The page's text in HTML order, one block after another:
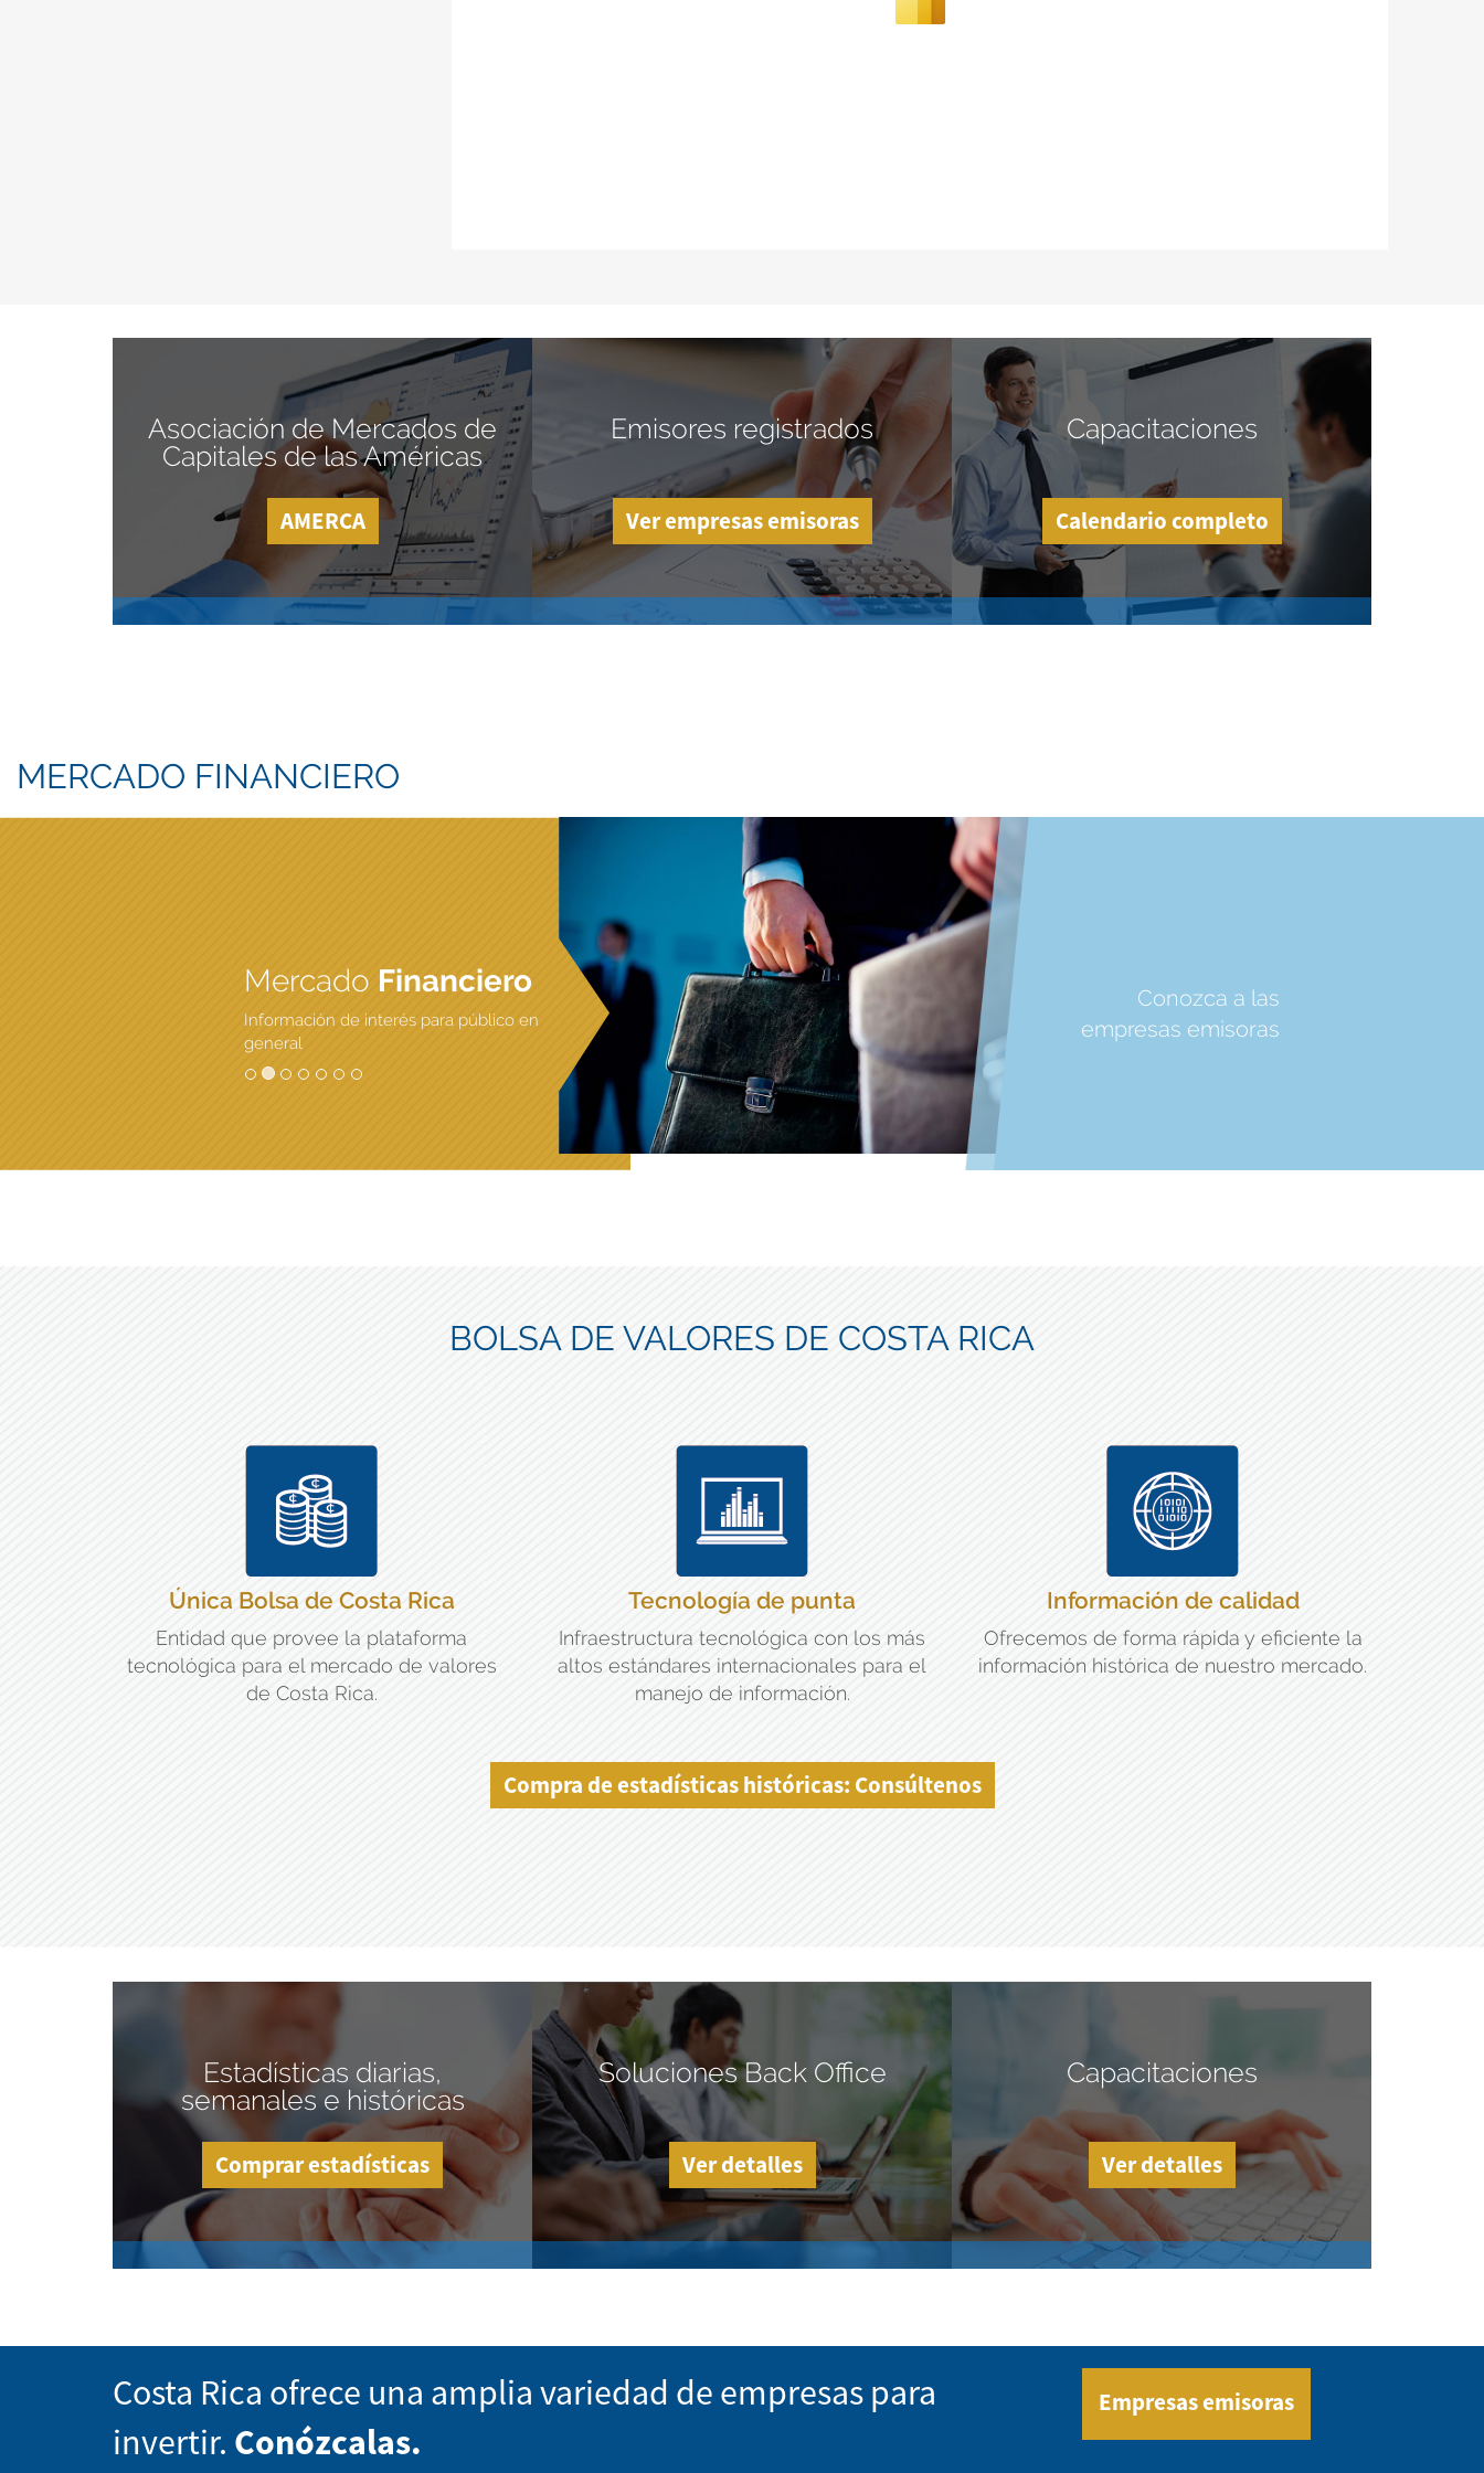
Asociación de Mercados de
Capitales de las Américas
AMERCA
Emisores registrados
Ver empresas emisoras
Capacitaciones
Calendario completo
MERCADO FINANCIERO
Mercado Financiero
Información de interés para público en
general
Conozca a las
empresas emisoras
BOLSA DE VALORES DE COSTA RICA
Única Bolsa de Costa Rica
Entidad que provee la plataforma
tecnológica para el mercado de valores
de Costa Rica.
Tecnología de punta
Infraestructura tecnológica con los más
altos estándares internacionales para el
manejo de información.
Información de calidad
Ofrecemos de forma rápida y eficiente la
información histórica de nuestro mercado.
Compra de estadísticas históricas: Consúltenos
Estadísticas diarias,
semanales e históricas
Comprar estadísticas
Soluciones Back Office
Ver detalles
Capacitaciones
Ver detalles
Costa Rica ofrece una amplia variedad de empresas para
invertir. Conózcalas.
Empresas emisoras